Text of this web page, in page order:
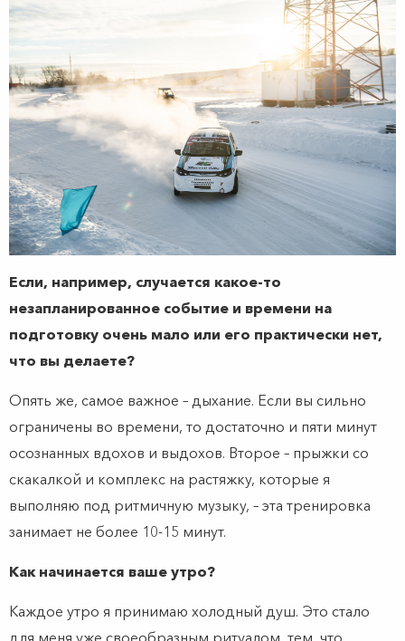
Если, например, случается какое-то
незапланированное событие и времени на
подготовку очень мало или его практически нет,
что вы делаете?
Опять же, самое важное – дыхание. Если вы сильно
ограничены во времени, то достаточно и пяти минут
осознанных вдохов и выдохов. Второе – прыжки со
скакалкой и комплекс на растяжку, которые я
выполняю под ритмичную музыку, – эта тренировка
занимает не более 10-15 минут.
Как начинается ваше утро?
Каждое утро я принимаю холодный душ. Это стало
для меня уже своеобразным ритуалом, тем, что